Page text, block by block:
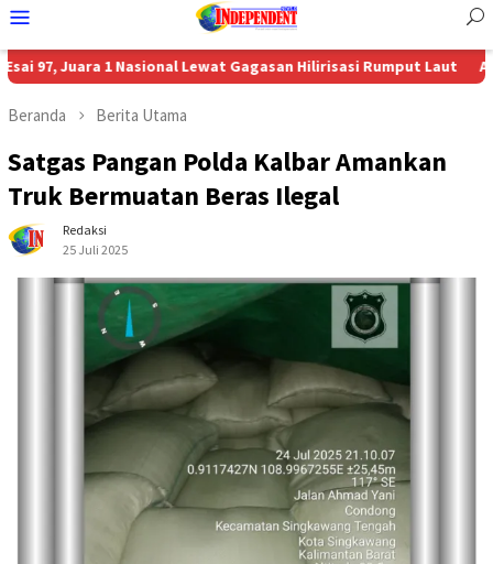
Mobile
1 Nasional Lewat Gagasan Hilirisasi Rumput Laut Aon
Beranda Berita Utama
Satgas Pangan Polda Kalbar Amankan
Truk Bermuatan Beras Ilegal
Redaksi
25 Juli 2025